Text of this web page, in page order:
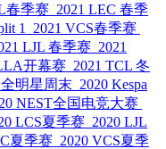
春季赛 2021 LEC 春季
1
2021 VCS春季赛
LJL 春季赛 2021
开幕赛 2021 TCL 冬
明星周末 2020 Kespa
NEST全国电竞大赛
LCS夏季赛 2020 LJL
夏季赛 2020 VCS夏季